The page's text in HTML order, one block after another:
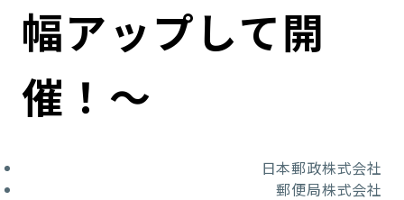
ESGデータ集
幅アップして開
催！～
日本郵政株式会社
郵便局株式会社